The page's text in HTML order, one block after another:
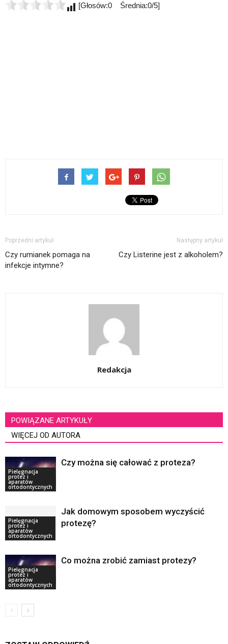
[Głosów:0 Średnia:0/5]
Poprzedni artykuł
Czy rumianek pomaga na
infekcje intymne?
Następny artykuł
Czy Listerine jest z alkoholem?
Redakcja
POWIĄZANE ARTYKUŁY
WIĘCEJ OD AUTORA
Pielęgnacja
protez i
aparatów
ortodontycznych
Czy można się całować z proteza?
Pielęgnacja
protez i
aparatów
ortodontycznych
Jak domowym sposobem wyczyścić
protezę?
Pielęgnacja
protez i
aparatów
ortodontycznych
Co można zrobić zamiast protezy?